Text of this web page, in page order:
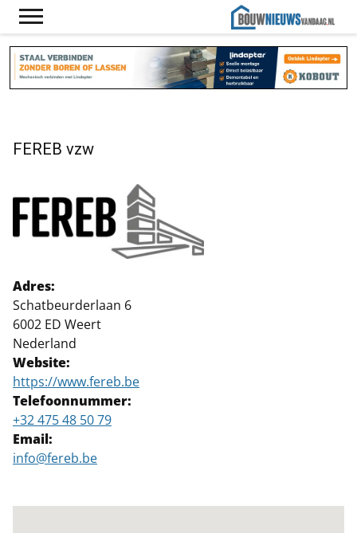
FEREB vzw
Adres:
Schatbeurderlaan 6
6002 ED Weert
Nederland
Website:
https://www.fereb.be
Telefoonnummer:
+32 475 48 50 79
Email:
info@fereb.be